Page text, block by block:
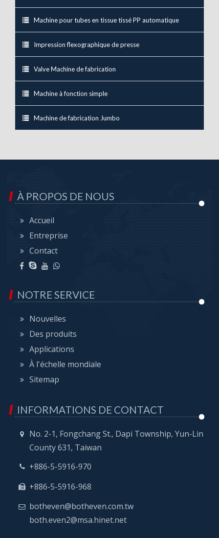
Machine pour tubes en tissue tissé PP automatique
Impression flexographique de presse
Valve Machine de fabrication
Machine à fonction simple
Machine de fabrication Jumbo
À PROPOS DE NOUS
Accueil
Entreprise
Contact
NOTRE SERVICE
Nouvelles
Des produits
Applications
À l'échelle mondiale
Sitemap
INFORMATIONS DE CONTACT
No. 2-1, Fongchang St., Dapi Township, Yun-Lin
County 631, Taiwan
+886-5-5916-970
+886-5-5916-968
botheven@botheven.com.tw
both.even2@msa.hinet.net